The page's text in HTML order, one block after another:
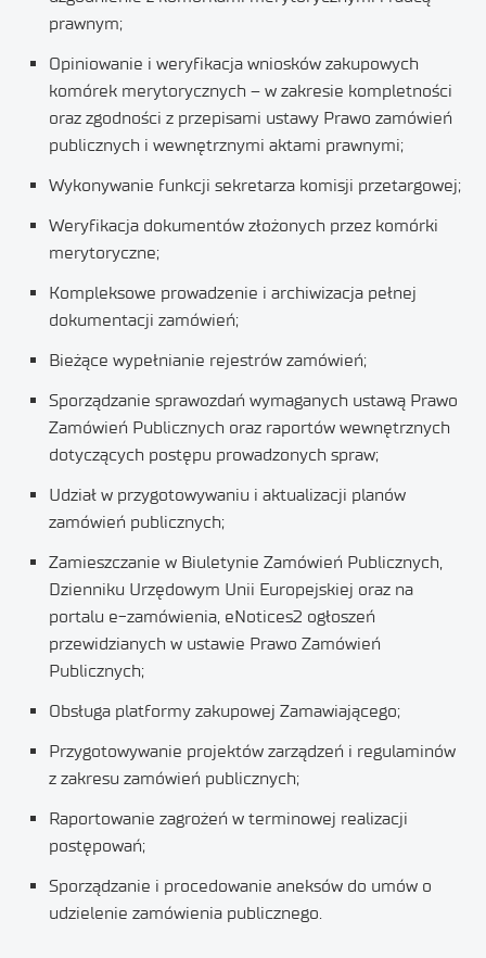
prawnym;
Opiniowanie i weryfikacja wniosków zakupowych
komórek merytorycznych – w zakresie kompletności
oraz zgodności z przepisami ustawy Prawo zamówień
publicznych i wewnętrznymi aktami prawnymi;
Wykonywanie funkcji sekretarza komisji przetargowej;
Weryfikacja dokumentów złożonych przez komórki
merytoryczne;
Kompleksowe prowadzenie i archiwizacja pełnej
dokumentacji zamówień;
Bieżące wypełnianie rejestrów zamówień;
Sporządzanie sprawozdań wymaganych ustawą Prawo
Zamówień Publicznych oraz raportów wewnętrznych
dotyczących postępu prowadzonych spraw;
Udział w przygotowywaniu i aktualizacji planów
zamówień publicznych;
Zamieszczanie w Biuletynie Zamówień Publicznych,
Dzienniku Urzędowym Unii Europejskiej oraz na
portalu e-zamówienia, eNotices2 ogłoszeń
przewidzianych w ustawie Prawo Zamówień
Publicznych;
Obsługa platformy zakupowej Zamawiającego;
Przygotowywanie projektów zarządzeń i regulaminów
z zakresu zamówień publicznych;
Raportowanie zagrożeń w terminowej realizacji
postępowań;
Sporządzanie i procedowanie aneksów do umów o
udzielenie zamówienia publicznego.